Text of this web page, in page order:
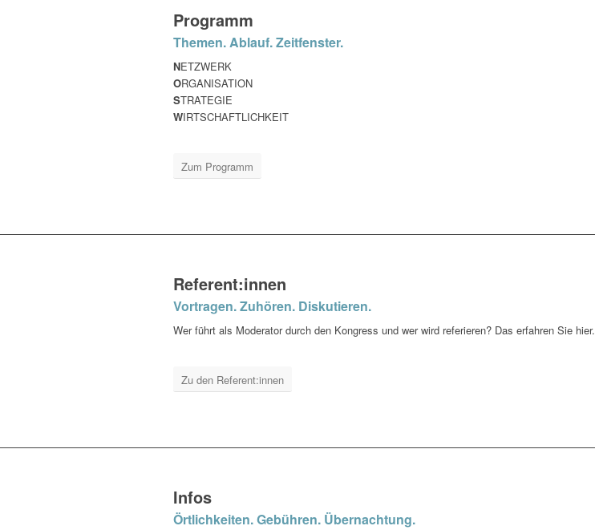
Programm
Themen. Ablauf. Zeitfenster.
NETZWERK
ORGANISATION
STRATEGIE
WIRTSCHAFTLICHKEIT
Zum Programm
Referent:innen
Vortragen. Zuhören. Diskutieren.
Wer führt als Moderator durch den Kongress und wer wird referieren? Das erfahren Sie hier.
Zu den Referent:innen
Infos
Örtlichkeiten. Gebühren. Übernachtung.